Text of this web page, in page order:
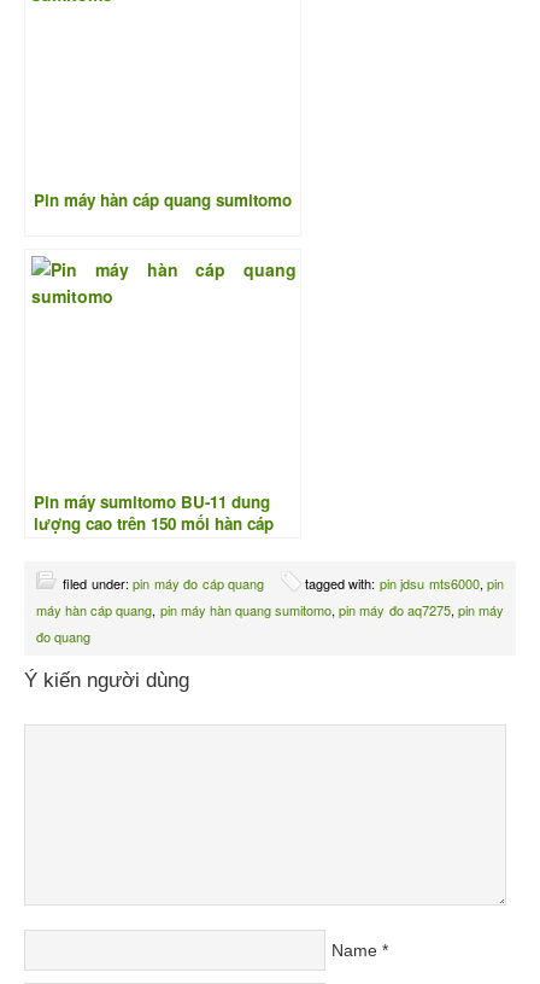
Pin máy hàn cáp quang sumitomo
Pin máy sumitomo BU-11 dung
lượng cao trên 150 mối hàn cáp
filed under: pin máy đo cáp quang tagged with: pin jdsu mts6000, pin
máy hàn cáp quang, pin máy hàn quang sumitomo,pin máy đo aq7275, pin máy
đo quang
Ý kiến người dùng
Name *